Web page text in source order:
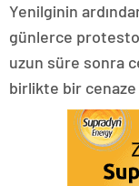
Yenilginin
günlerce
uzun süre sonra
birlikte bir